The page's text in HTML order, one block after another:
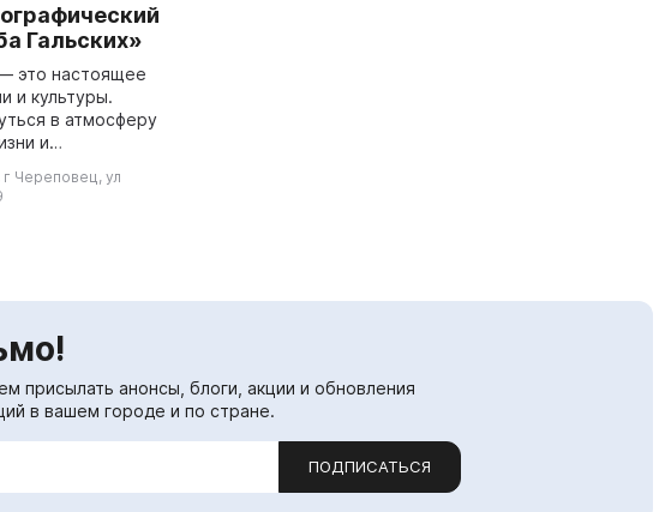
Гальских»
это настоящее
и культуры.
в атмосферу
и
дома,
амбары,
Череповец, ул
присылать анонсы, блоги, акции и обновления
в вашем городе и по стране.
ПОДПИСАТЬСЯ